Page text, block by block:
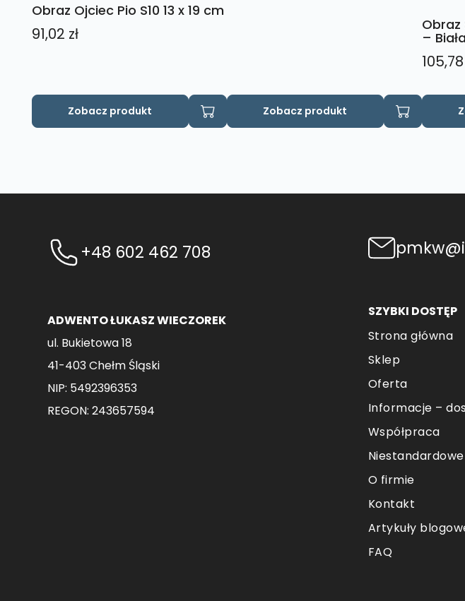
Obraz Ojciec Pio S10 13 x 19 cm
91,02 zł
Zobacz produkt Zobacz produkt
Obraz
–
105,78
+48 602 462 708
ADWENTO ŁUKASZ WIECZOREK
ul. Bukietowa 18
41-403 Chełm Śląski
NIP: 5492396353
REGON: 243657594
SZYBKI DOSTĘP
Strona główna
Sklep
Oferta
Informacje –
Współpraca
O firmie
Kontakt
Artykuły
FAQ